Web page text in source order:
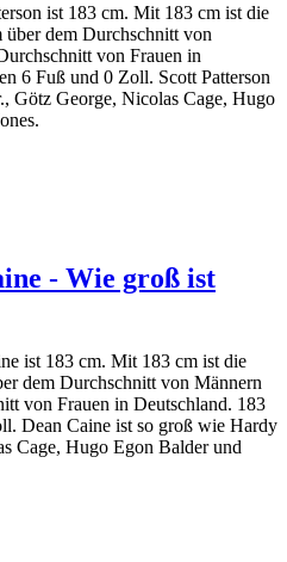
ist 183 cm. Mit 183 cm ist die
über dem Durchschnitt von
von Frauen in
6 Fuß und 0 Zoll. Scott Patterson
Götz George, Nicolas Cage, Hugo
- Wie groß ist
ist 183 cm. Mit 183 cm ist die
dem Durchschnitt von Männern
von Frauen in Deutschland. 183
Dean Caine ist so groß wie Hardy
Cage, Hugo Egon Balder und